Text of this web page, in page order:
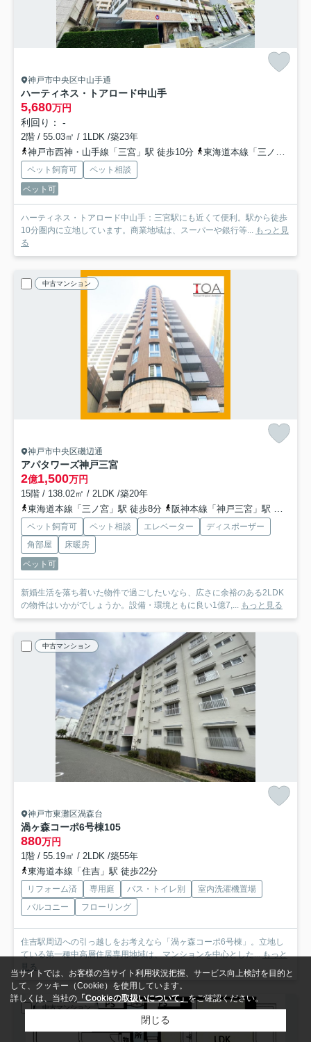
神戸市中央区中山手通
ハーティネス・トアロード中山手
5,680万円
利回り： -
2階 / 55.03㎡ / 1LDK /築23年
神戸市西神・山手線「三宮」駅 徒歩10分
東海道本線「三ノ宮」駅 徒歩9分
ペット飼育可
ペット相談
ペット可
ハーティネス・トアロード中山手：三宮駅にも近くて便利。駅から徒歩
10分圏内に立地しています。商業地域は、スーパーや銀行等... もっと見
る
中古マンション
神戸市中央区磯辺通
アパタワーズ神戸三宮
2億1,500万円
15階 / 138.02㎡ / 2LDK /築20年
東海道本線「三ノ宮」駅 徒歩8分
阪神本線「神戸三宮」駅 徒歩7分
ペット飼育可 ペット相談 エレベーター
ディスポーザー
角部屋
床暖房
ペット可
新婚生活を落ち着いた物件で過ごしたいなら、広さに余裕のある2LDK
の物件はいかがでしょうか。設備・環境ともに良い1億7,... もっと見る
中古マンション
神戸市東灘区渦森台
渦ヶ森コーポ6号棟105
880万円
1階 / 55.19㎡ / 2LDK /築55年
東海道本線「住吉」駅 徒歩22分
リフォーム済 専用庭 バス・トイレ別
室内洗濯機置場
バルコニー
フローリング
住吉駅周辺への引っ越しをお考えなら「渦ヶ森コーポ6号棟」。立地し
ている第一種中高層住居専用地域は、マンションを中心とした...もっと
見る
中古マンション
当サイトでは、お客様の当サイト利用状況把握、サービス向上検討を目的と
して、クッキー（Cookie）を使用しています。
詳しくは、当社の 「Cookieの取扱いについて」をご確認ください。
閉じる